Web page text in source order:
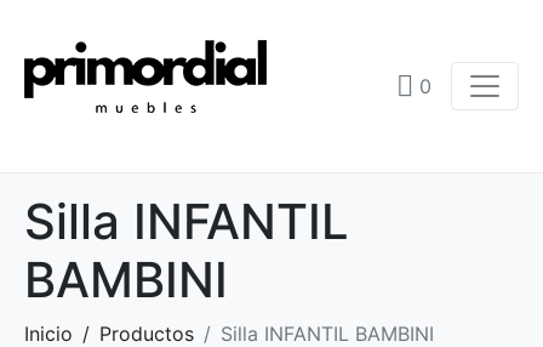
0
Silla INFANTIL
BAMBINI
Inicio Productos Silla INFANTIL BAMBINI